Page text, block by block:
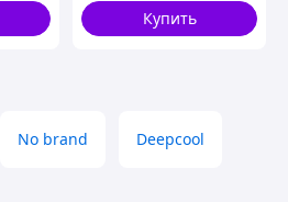
Купить
No brand Deepcool